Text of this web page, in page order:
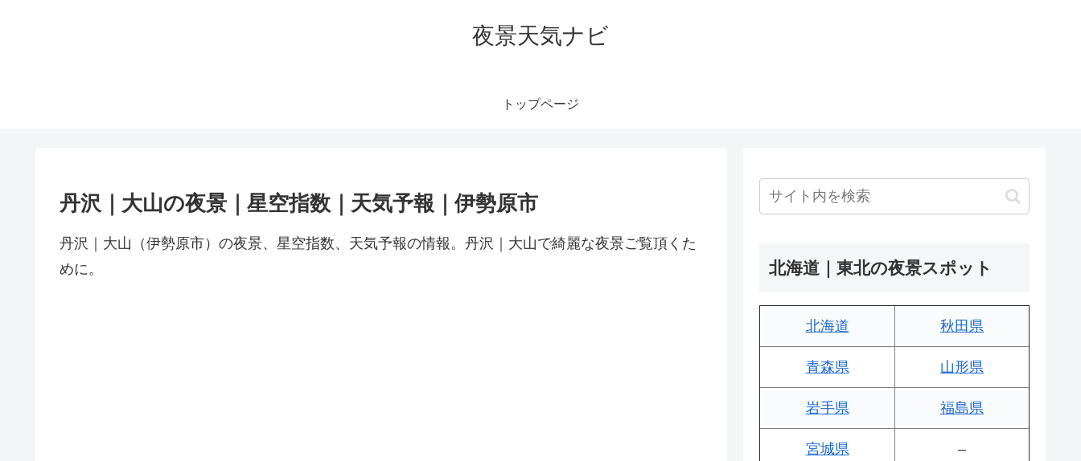
夜景天気ナビ
トップページ
丹沢｜大山の夜景｜星空指数｜天気予報｜伊勢原市
丹沢｜大山（伊勢原市）の夜景、星空指数、天気予報の情報。丹沢｜大山で綺麗な夜景ご覧頂くた
めに。
北海道｜東北の夜景スポット
北海道 秋田県
青森県 山形県
岩手県 福島県
宮城県 –